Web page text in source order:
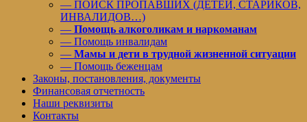
— ПОИСК ПРОПАВШИХ (ДЕТЕЙ, СТАРИКОВ,
ИНВАЛИДОВ…)
— Помощь алкоголикам и наркоманам
— Помощь инвалидам
— Мамы и дети в трудной жизненной ситуации
— Помощь беженцам
Законы, постановления, документы
Финансовая отчетность
Наши реквизиты
Контакты